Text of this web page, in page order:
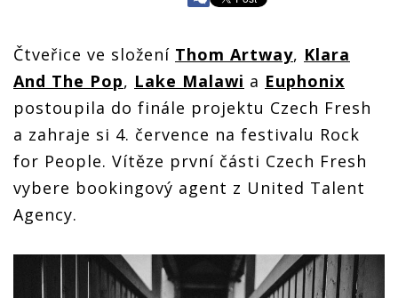
Čtveřice ve složení Thom Artway, Klara
And The Pop, Lake Malawi a Euphonix
postoupila do finále projektu Czech Fresh
a zahraje si 4. července na festivalu Rock
for People. Vítěze první části Czech Fresh
vybere bookingový agent z United Talent
Agency.